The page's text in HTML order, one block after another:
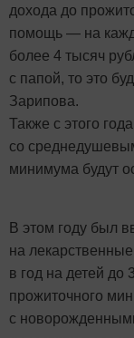
дохода до
помощь — на
более 4 тысяч
с папой, то это
Зарипова.
Также с этого
со
минимума будут
В этом году был
на
в год на детей до
прожиточного
с